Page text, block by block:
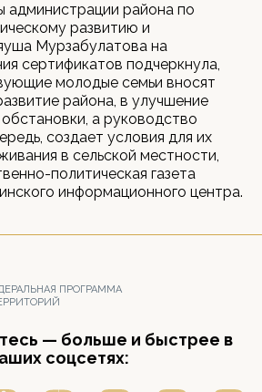
администрации района по
развитию и
Мурзабулатова на
сертификатов подчеркнула,
молодые семьи вносят
района, в улучшение
а руководство
создает условия для их
в сельской местности,
политическая газета
информационного центра.
ПРОГРАММА
— больше и быстрее в
соцсетях: